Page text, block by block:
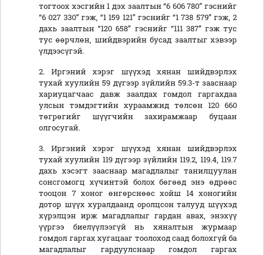
тогтоох хэсгийн 1 дэх заалтын “6 606 780” гэснийг
“6 027 330” гэж, “1 159 121” гэснийг “1 738 579” гэж, 2
дахь заалтын “120 658” гэснийг “111 387” гэж тус
тус өөрчлөн, шийдвэрийн бусад заалтыг хэвээр
үлдээсүгэй.
2. Иргэний хэрэг шүүхэд хянан шийдвэрлэх
тухай хуулийн 59 дүгээр зүйлийн 59.3-т зааснаар
хариуцагчаас давж заалдах гомдол гаргахдаа
улсын тэмдэгтийн хураамжид төлсөн 120 660
төгрөгийг шүүгчийн захирамжаар буцаан
олгосугай.
3. Иргэний хэрэг шүүхэд хянан шийдвэрлэх
тухай хуулийн 119 дүгээр зүйлийн 119.2, 119.4, 119.7
дахь хэсэгт зааснаар магадлалыг танилцуулан
сонсгомогц хүчинтэй болох бөгөөд энэ өдрөөс
тооцон 7 хоног өнгөрснөөс хойш 14 хоногийн
дотор шүүх хуралдаанд оролцсон талууд шүүхэд
хүрэлцэн ирж магадлалыг гардан авах, энэхүү
үүргээ биелүүлээгүй нь хяналтын журмаар
гомдол гаргах хугацааг тоолоход саад болохгүй ба
магадлалыг гардуулснаар гомдол гаргах